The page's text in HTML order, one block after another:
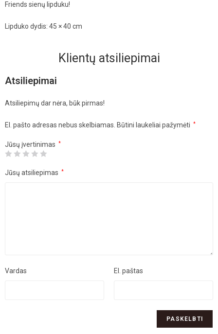
Friends sienų lipduku!
Lipduko dydis: 45 × 40 cm
Klientų atsiliepimai
Atsiliepimai
Atsiliepimų dar nėra, būk pirmas!
El. pašto adresas nebus skelbiamas. Būtini laukeliai pažymėti *
Jūsų įvertinimas *
Jūsų atsiliepimas *
Vardas El. paštas